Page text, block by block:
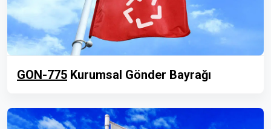
GON-775 Kurumsal Gönder Bayrağı